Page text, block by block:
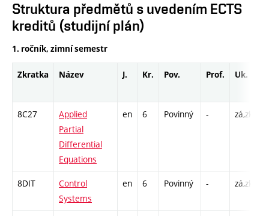
Struktura předmětů s uvedením ECTS
kreditů (studijní plán)
1. ročník, zimní semestr
Zkratka Název J. Kr. Pov. Prof. Uk.
8C27
Applied
Partial
Differential
Equations
en 6 Povinný - zá,zk
8DIT
Control
Systems
en 6 Povinný - zá,zk